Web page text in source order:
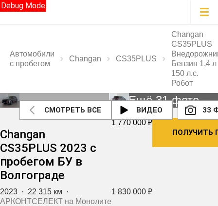
Debug Mode
Автомобили
с пробегом
Changan CS35PLUS
Changan
CS35PLUS
Бензин 1,4 л
150 л.с.
Робот
СМОТРЕТЬ ВСЕ ВИДЕО 33
Ещё 31 фото
Changan
CS35PLUS 2023 с
пробегом БУ в
Волгограде
1 770 000 ₽
2023 · 22 315 км ·
АРКОНТСЕЛЕКТ на Монолите
1 830 000 ₽
ПОЛУЧИТЬ